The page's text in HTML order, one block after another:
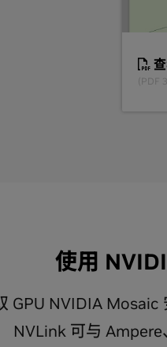
(PDF
使用
GPU NVIDIA Mosaic
NVLink 可与 Ampere